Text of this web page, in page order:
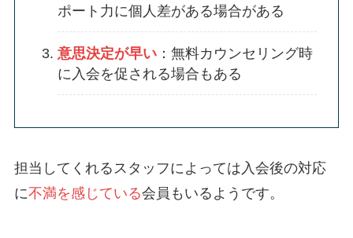
ポート力に個人差がある場合がある
意思決定が早い：無料カウンセリング時
に入会を促される場合もある
担当してくれるスタッフによっては入会後の対応
に不満を感じている会員もいるようです。